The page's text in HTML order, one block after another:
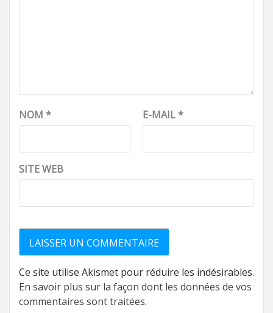
NOM * E-MAIL*
SITE WEB
Ce site utilise Akismet pour réduire les indésirables.
En savoir plus sur la façon dont les données de vos
commentaires sont traitées.